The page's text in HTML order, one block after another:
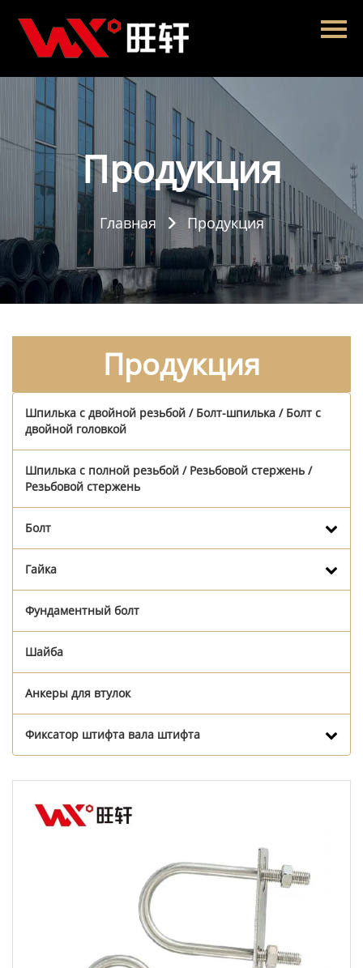
Главная
Продукция
Новости
О нас
Контакты Продукция
Главная  Продукция
Продукция
Шпилька с двойной резьбой / Болт-шпилька / Болт с
двойной головкой
Шпилька с полной резьбой / Резьбовой стержень /
Резьбовой стержень
Болт
Гайка
Фундаментный болт
Шайба
Анкеры для втулок
Фиксатор штифта вала штифта